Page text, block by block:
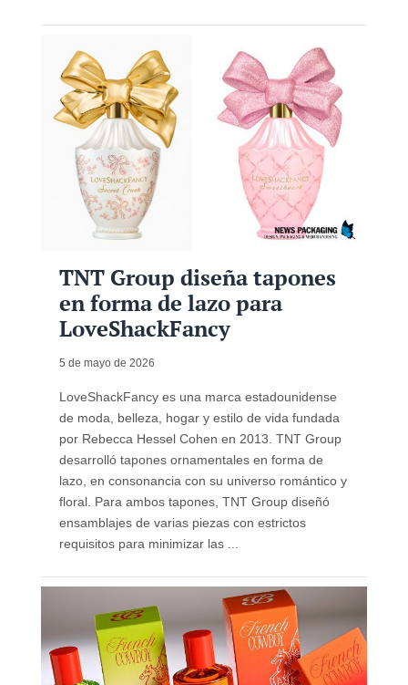
TNT Group diseña tapones
en forma de lazo para
LoveShackFancy
5 de mayo de 2026
LoveShackFancy es una marca estadounidense
de moda, belleza, hogar y estilo de vida fundada
por Rebecca Hessel Cohen en 2013. TNT Group
desarrolló tapones ornamentales en forma de
lazo, en consonancia con su universo romántico y
floral. Para ambos tapones, TNT Group diseñó
ensamblajes de varias piezas con estrictos
requisitos para minimizar las ...